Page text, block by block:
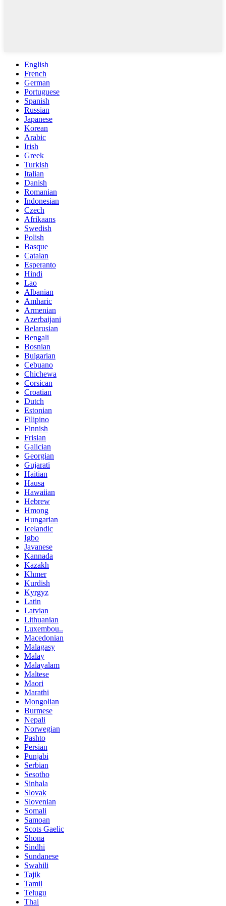
English
French
German
Portuguese
Spanish
Russian
Japanese
Korean
Arabic
Irish
Greek
Turkish
Italian
Danish
Romanian
Indonesian
Czech
Afrikaans
Swedish
Polish
Basque
Catalan
Esperanto
Hindi
Lao
Albanian
Amharic
Armenian
Azerbaijani
Belarusian
Bengali
Bosnian
Bulgarian
Cebuano
Chichewa
Corsican
Croatian
Dutch
Estonian
Filipino
Finnish
Frisian
Galician
Georgian
Gujarati
Haitian
Hausa
Hawaiian
Hebrew
Hmong
Hungarian
Icelandic
Igbo
Javanese
Kannada
Kazakh
Khmer
Kurdish
Kyrgyz
Latin
Latvian
Lithuanian
Luxembou..
Macedonian
Malagasy
Malay
Malayalam
Maltese
Maori
Marathi
Mongolian
Burmese
Nepali
Norwegian
Pashto
Persian
Punjabi
Serbian
Sesotho
Sinhala
Slovak
Slovenian
Somali
Samoan
Scots Gaelic
Shona
Sindhi
Sundanese
Swahili
Tajik
Tamil
Telugu
Thai